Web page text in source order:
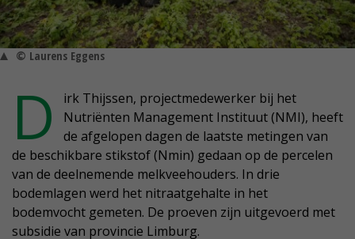
© Laurens Eggens
D
irk Thijssen, projectmedewerker bij het
Nutriënten Management Instituut (NMI), heeft
de afgelopen dagen de laatste metingen van
de beschikbare stikstof (Nmin) gedaan op de percelen
van de deelnemende melkveehouders. In drie
bodemlagen werd het nitraatgehalte in het
bodemvocht gemeten. De proeven zijn uitgevoerd met
subsidie van provincie Limburg.